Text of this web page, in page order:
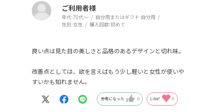
ご利用者様
年代:70代～ 自分用またはギフト:自分用
性別:女性 購入回数:初めて
良い点は見た目の美しさと品格のあるデザインと切れ味。
改善点としては、欲を言えばもう少し軽いと女性が使いや
すいかも知れません。
参考になった 0 Like! 0